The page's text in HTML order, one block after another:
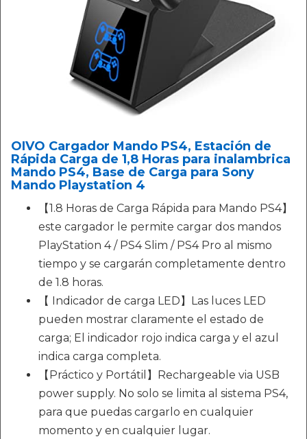
OIVO Cargador Mando PS4, Estación de
Rápida Carga de 1,8 Horas para inalambrica
Mando PS4, Base de Carga para Sony
Mando Playstation 4
【1.8 Horas de Carga Rápida para Mando PS4】
este cargador le permite cargar dos mandos
PlayStation 4 / PS4 Slim / PS4 Pro al mismo
tiempo y se cargarán completamente dentro
de 1.8 horas.
【 Indicador de carga LED】Las luces LED
pueden mostrar claramente el estado de
carga; El indicador rojo indica carga y el azul
indica carga completa.
【Práctico y Portátil】Rechargeable via USB
power supply. No solo se limita al sistema PS4,
para que puedas cargarlo en cualquier
momento y en cualquier lugar.